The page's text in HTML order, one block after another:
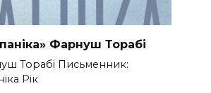
Фарнуш Торабі
Торабі Письменник:
Рік